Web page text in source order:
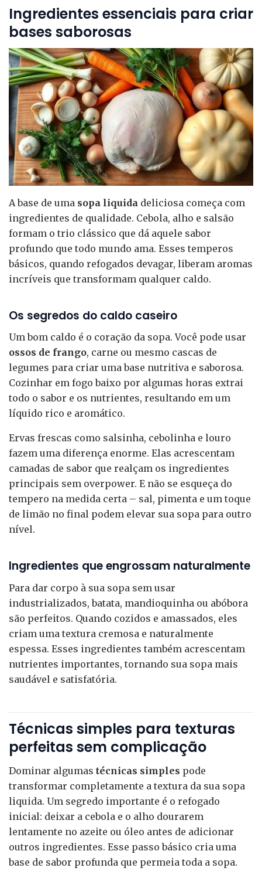
Ingredientes essenciais para criar
bases saborosas
A base de uma sopa liquida deliciosa começa com
ingredientes de qualidade. Cebola, alho e salsão
formam o trio clássico que dá aquele sabor
profundo que todo mundo ama. Esses temperos
básicos, quando refogados devagar, liberam aromas
incríveis que transformam qualquer caldo.
Os segredos do caldo caseiro
Um bom caldo é o coração da sopa. Você pode usar
ossos de frango, carne ou mesmo cascas de
legumes para criar uma base nutritiva e saborosa.
Cozinhar em fogo baixo por algumas horas extrai
todo o sabor e os nutrientes, resultando em um
líquido rico e aromático.
Ervas frescas como salsinha, cebolinha e louro
fazem uma diferença enorme. Elas acrescentam
camadas de sabor que realçam os ingredientes
principais sem overpower. E não se esqueça do
tempero na medida certa – sal, pimenta e um toque
de limão no final podem elevar sua sopa para outro
nível.
Ingredientes que engrossam naturalmente
Para dar corpo à sua sopa sem usar
industrializados, batata, mandioquinha ou abóbora
são perfeitos. Quando cozidos e amassados, eles
criam uma textura cremosa e naturalmente
espessa. Esses ingredientes também acrescentam
nutrientes importantes, tornando sua sopa mais
saudável e satisfatória.
Técnicas simples para texturas
perfeitas sem complicação
Dominar algumas técnicas simples pode
transformar completamente a textura da sua sopa
liquida. Um segredo importante é o refogado
inicial: deixar a cebola e o alho dourarem
lentamente no azeite ou óleo antes de adicionar
outros ingredientes. Esse passo básico cria uma
base de sabor profunda que permeia toda a sopa.